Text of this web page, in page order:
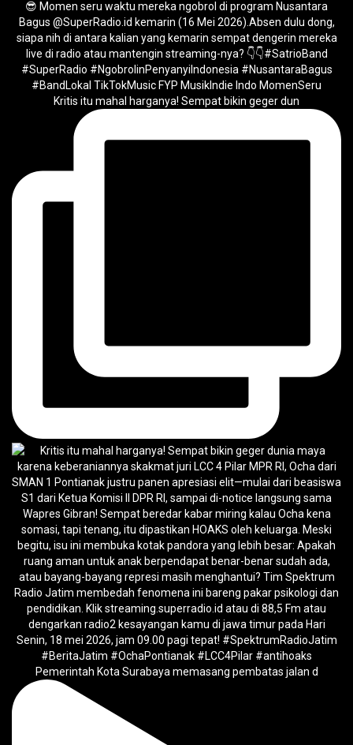
Kritis itu mahal harganya! Sempat bikin geger dun
Pemerintah Kota Surabaya memasang pembatas jalan d